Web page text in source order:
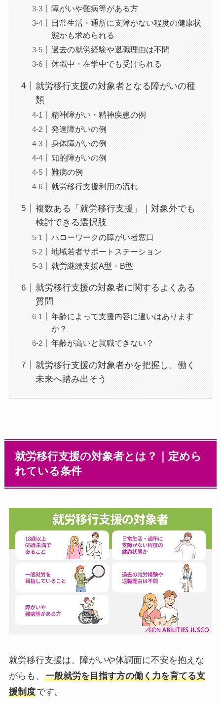
障がいや難病等がある方
日常生活・通所に支障がない程度の健康状
態かも求められる
過去の就労経験や退職理由は不問
休職中・在学中でも受けられる
就労移行支援の対象者となる障がいの種
類
精神障がい・精神疾患の例
発達障がいの例
身体障がいの例
知的障がいの例
難病の例
就労移行支援利用の流れ
複数ある「就労移行支援」｜対象外でも
検討できる選択肢
ハローワークの障がい者窓口
地域若者サポートステーション
就労継続支援A型・B型
就労移行支援の対象者に関するよくある
質問
年齢によって支援内容に違いはあります
か？
年齢が高いと就職できない？
就労移行支援の対象者かを把握し、働く
未来へ踏み出そう
就労移行支援の対象者とは？｜定めら
れている条件
就労移行支援は、障がいや体調面に不安を抱えな
がらも、 一般就労を目指す方の働く力を育てる支
援制度です。